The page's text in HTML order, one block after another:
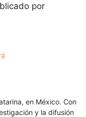
por
en México. Con
y la difusión